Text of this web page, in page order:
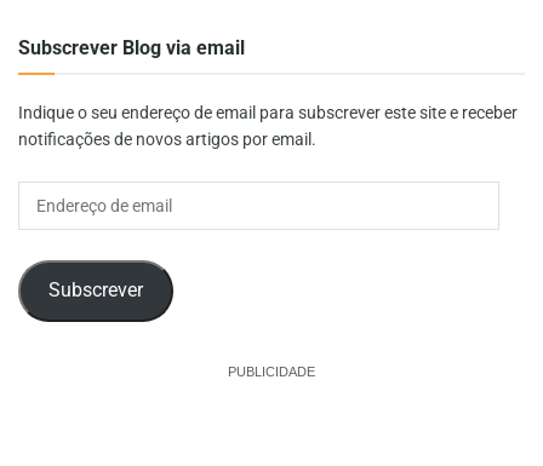
Subscrever Blog via email
Indique o seu endereço de email para subscrever este site e receber
notificações de novos artigos por email.
Subscrever
PUBLICIDADE